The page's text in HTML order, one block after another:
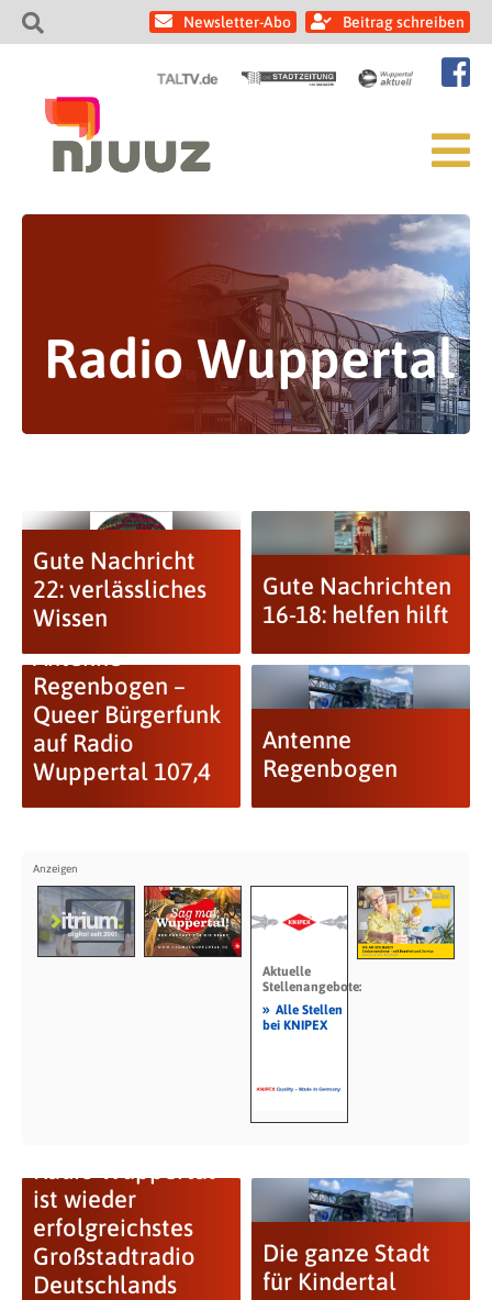
Newsletter-Abo Beitrag schreiben
Radio Wuppertal
Gute Nachricht
22: verlässliches
Wissen
Gute Nachrichten
16-18: helfen hilft
Antenne
Regenbogen –
Queer Bürgerfunk
auf Radio
Wuppertal 107,4
Antenne
Regenbogen
Aktuelle
Stellenangebote:
» Alle Stellen
bei KNIPEX
ist wieder
erfolgreichstes
Großstadtradio
Deutschlands
Die ganze Stadt
für Kindertal